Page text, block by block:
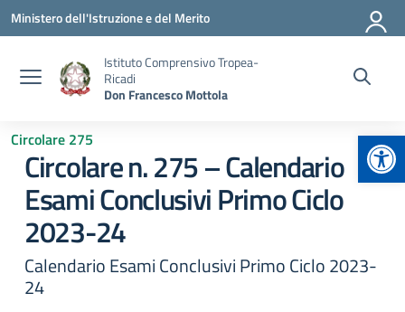
Vai ai contenuti
Vai al menu di navigazione
Vai al footer
Ministero dell'Istruzione e del Merito
Istituto Comprensivo Tropea-
Ricadi
Don Francesco Mottola
Circolare 275
Circolare n. 275 – Calendario
Esami Conclusivi Primo Ciclo
2023-24
Calendario Esami Conclusivi Primo Ciclo 2023-
24